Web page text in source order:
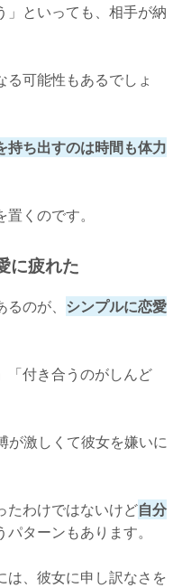
」といっても、相手が納
可能性もあるでしょ
持ち出すのは時間も体力
くのです。
に疲れた
のが、 シンプルに恋愛
「付き合うのがしんど
が激しくて彼女を嫌いに
たわけではないけど自分
パターンもあります。
は、彼女に申し訳なさを